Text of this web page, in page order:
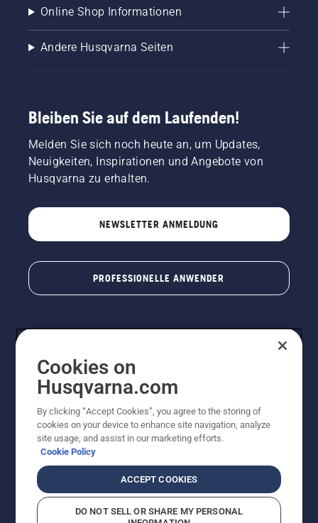
Online Shop Informationen
Andere Husqvarna Seiten
Bleiben Sie auf dem Laufenden!
Melden Sie sich noch heute an, um Updates,
Neuigkeiten, Inspirationen und Angebote von
Husqvarna zu erhalten.
NEWSLETTER ANMELDUNG
PROFESSIONELLE ANWENDER
© Husqvarna AB (publ). Alle Rechte vorbehalten. Bei
den Preisangaben handelt es sich um unverbindliche
Preisempfehlungen in Euro inkl. der gesetzlichen
Preisempfehlungen (inkl. MwSt), es sei denn sie sind für
den direkten Kauf verfügbar.
Cookie-RichtlinieNutzungsbedingungen Datenschutzerklärung
Cookies on
Husqvarna.com
By clicking “Accept Cookies”, you agree to the storing of
cookies on your device to enhance site navigation, analyze
site usage, and assist in our marketing efforts.
Cookie Policy
ACCEPT COOKIES
DO NOT SELL OR SHARE MY PERSONAL